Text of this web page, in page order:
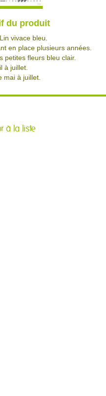
du produit
vivace bleu.
en place plusieurs années.
petites fleurs bleu clair.
à juillet.
mai à juillet.
à la liste